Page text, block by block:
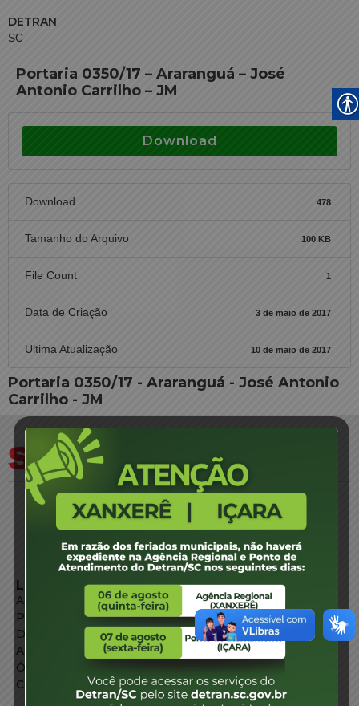
DETRAN
SC
Portaria 0350/17 – Araranguá – José
Antonio Carrilho – JM
Download
Download 478
Tamanho do Arquivo 100 KB
File Count 1
Data de Criação 3 de maio de 2017
Ultima Atualização 10 de maio de 2017
Portaria 0350/17 - Araranguá - José Antonio
Carrilho - JM
LINKS EXTERNOS
Agência de Notícias
Portal de Serviços
Diário Oficial
Acesso à Informação
Órgãos do Governo
Conheça SC